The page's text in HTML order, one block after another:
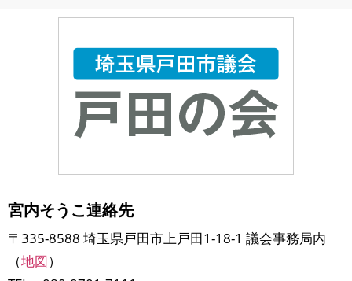
宮内そうこ連絡先
〒335-8588 埼玉県戸田市上戸田1-18-1 議会事務局内
（地図）